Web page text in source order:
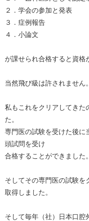
２．学会の参加と発表
３．症例報告
４．小論文
が課せられ合格すると資格
当然飛び級は許されません。
私もこれをクリアしてきた
た。
専門医の試験を受けた後に
頭試問を受け
合格することができました。
そしてその専門医の試験を
取得しました。
そして毎年（社）日本口腔